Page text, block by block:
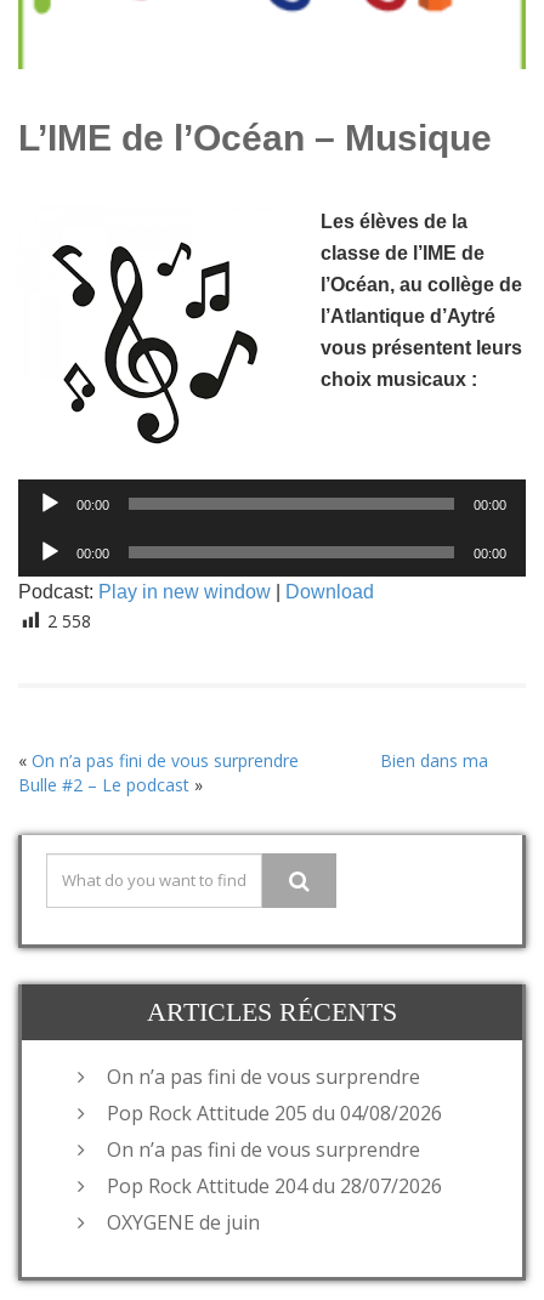
L’IME de l’Océan – Musique
Les élèves de la
classe de l’IME de
l’Océan, au collège de
l’Atlantique d’Aytré
vous présentent leurs
choix musicaux :
00:00 00:00
Lecteur
audio
00:00 00:00
Podcast: Play in new window Download
2 558
« On n’a pas fini de vous surprendre
Bien dans ma
Bulle #2 – Le podcast »
ARTICLES RÉCENTS
On n’a pas fini de vous surprendre
Pop Rock Attitude 205 du 04/08/2026
On n’a pas fini de vous surprendre
Pop Rock Attitude 204 du 28/07/2026
OXYGENE de juin